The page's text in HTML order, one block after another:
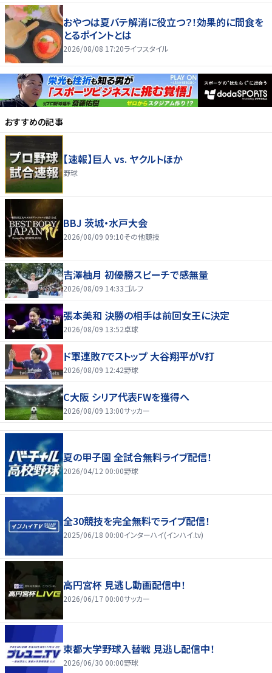
おやつは夏バテ解消に役立つ？！効果的に間食を
とるポイントとは
2026/08/08 17:20ライフスタイル
おすすめの記事
【速報】巨人 vs. ヤクルトほか
野球
BBJ 茨城・水戸大会
2026/08/09 09:10その他競技
吉澤柚月 初優勝スピーチで感無量
2026/08/09 14:33ゴルフ
張本美和 決勝の相手は前回女王に決定
2026/08/09 13:52卓球
ド軍連敗7でストップ 大谷翔平がV打
2026/08/09 12:42野球
C大阪 シリア代表FWを獲得へ
2026/08/09 13:00サッカー
夏の甲子園 全試合無料ライブ配信！
2026/04/12 00:00野球
全30競技を完全無料でライブ配信！
2025/06/18 00:00インターハイ(インハイ.tv)
高円宮杯 見逃し動画配信中！
2026/06/17 00:00サッカー
東都大学野球入替戦 見逃し配信中！
2026/06/30 00:00野球